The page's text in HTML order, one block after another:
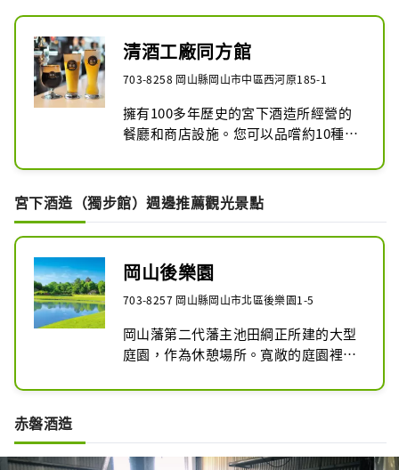
清酒工廠同方館
703-8258 岡山縣岡山市中區西河原185-1
擁有100多年歷史的宮下酒造所經營的
餐廳和商店設施。您可以品嚐約10種新
紀念。除了啤酒之外，您還可以品嚐到
用大町米釀製的美味清酒。想要參觀清
酒釀酒廠（大約需要 30 分鐘）的遊客
必須提前預約。
宮下酒造（獨步館）週邊推薦觀光景點
岡山後樂園
703-8257 岡山縣岡山市北區後樂園1-5
岡山藩第二代藩主池田綱正所建的大型
庭園，作為休憩場所。寬敞的庭園裡種
1952年，被指定為歷史文化遺產“特別
賞月等各種活動，在限定的時間內，您
赤磐酒造